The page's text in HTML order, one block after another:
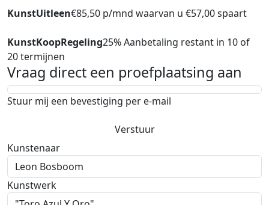
KunstUitleen€85,50 p/mnd waarvan u €57,00 spaart
KunstKoopRegeling25% Aanbetaling restant in 10 of
20 termijnen
Vraag direct een proefplaatsing aan
Stuur mij een bevestiging per e-mail
Verstuur
Kunstenaar
Kunstwerk